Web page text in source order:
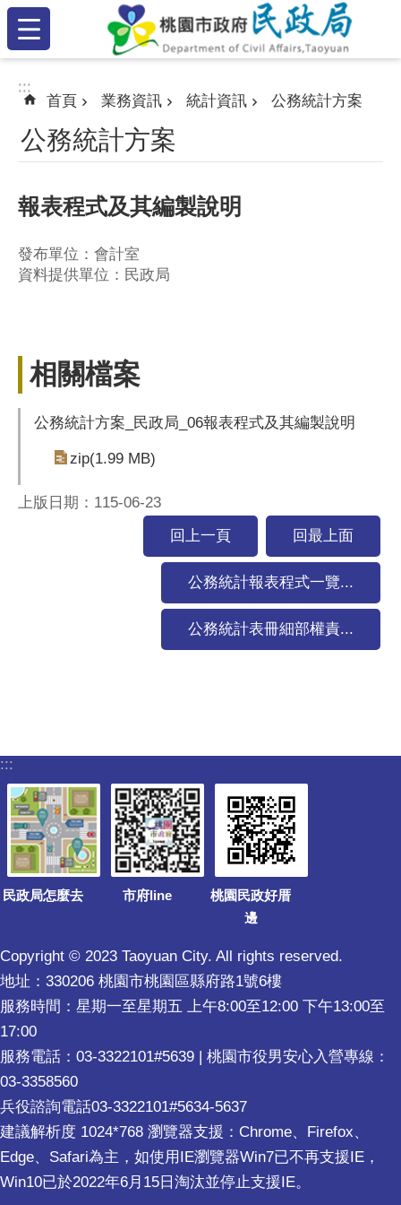
跳到主要內容區塊
:::
:::
:::
首頁 業務資訊 統計資訊 公務統計方案
公務統計方案
報表程式及其編製說明
發布單位：會計室
資料提供單位：民政局
相關檔案
公務統計方案_民政局_06報表程式及其編製說明
zip(1.99 MB)
上版日期：115-06-23
回上一頁
回最上面
公務統計報表程式一覽...
公務統計表冊細部權責...
:::
民政局怎麼去 市府line
桃園民政好厝
邊
Copyright © 2023 Taoyuan City. All rights reserved.
地址：330206 桃園市桃園區縣府路1號6樓
服務時間：星期一至星期五 上午8:00至12:00 下午13:00至
17:00
服務電話：03-3322101#5639 | 桃園市役男安心入營專線：
03-3358560
兵役諮詢電話03-3322101#5634-5637
建議解析度 1024*768 瀏覽器支援：Chrome、Firefox、
Edge、Safari為主，如使用IE瀏覽器Win7已不再支援IE，
Win10已於2022年6月15日淘汰並停止支援IE。